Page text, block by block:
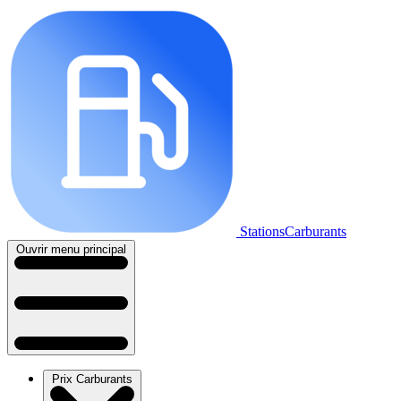
StationsCarburants
Ouvrir menu principal
Prix Carburants